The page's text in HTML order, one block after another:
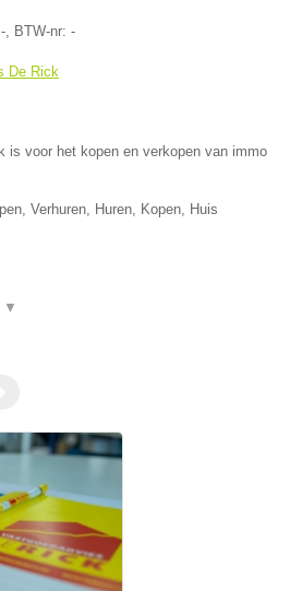
- , BTW-nr: -
De Rick
is voor het kopen en verkopen van immo
Verhuren, Huren, Kopen, Huis
▼